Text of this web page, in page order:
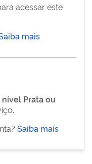
acessar este
mais
Prata ou
Saiba mais